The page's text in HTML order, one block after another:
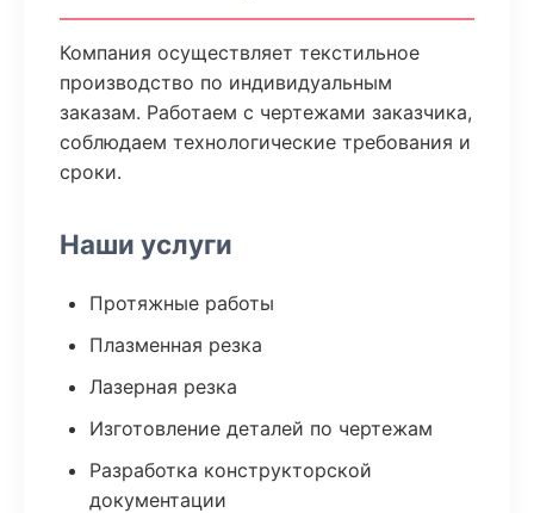
Компания осуществляет текстильное
производство по индивидуальным
заказам. Работаем с чертежами заказчика,
соблюдаем технологические требования и
сроки.
Наши услуги
Протяжные работы
Плазменная резка
Лазерная резка
Изготовление деталей по чертежам
Разработка конструкторской
документации